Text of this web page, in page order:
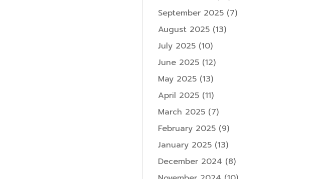
September 2025 (7)
August 2025 (13)
July 2025 (10)
June 2025 (12)
May 2025 (13)
April 2025 (11)
March 2025 (7)
February 2025 (9)
January 2025 (13)
December 2024 (8)